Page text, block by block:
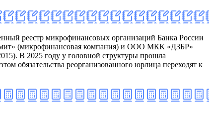
реестр микрофинансовых организаций Банка России
(микрофинансовая компания) и ООО МКК «ДЗБР»
В 2025 году у головной структуры прошла
обязательства реорганизованного юрлица переходят к